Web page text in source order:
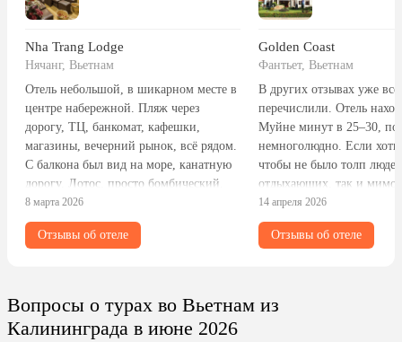
Nha Trang Lodge
Нячанг, Вьетнам
Отель небольшой, в шикарном месте в
центре набережной. Пляж через
дорогу, ТЦ, банкомат, кафешки,
магазины, вечерний рынок, всё рядом.
С балкона был вид на море, канатную
дорогу, Лотос, просто бомбический.
Вечером виден Винпёрл весь в огнях.
Номер хороший, огромная кровать,
халаты, тапки, полотенца, всё новое.
приветливый персонал. Хорошие
завтраки. С удовольствием приедем
8 марта 2026
Отзывы об отеле
Golden Coast
Фантьет, Вьетнам
В других отзывах уже все
перечислили. Отель
Муйне минут в 25–30,
немноголюдно. Если
чтобы не было толп
отдыхающих, так и мимо
проходящих), то вам
больше развлечений —
отель непосредственно в
комфортно купаться
14 апреля 2026
Отзывы об отеле
Вопросы о турах во Вьетнам из
Калининграда в июне 2026